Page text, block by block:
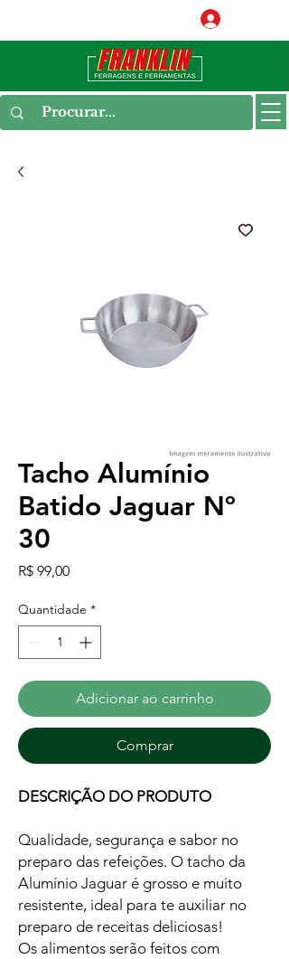
Tacho Alumínio
Batido Jaguar Nº
30
R$ 99,00Preço
Quantidade *
Adicionar ao carrinho
Comprar
DESCRIÇÃO DO PRODUTO
Qualidade, segurança e sabor no
preparo das refeições. O tacho da
Alumínio Jaguar é grosso e muito
resistente, ideal para te auxiliar no
preparo de receitas deliciosas!
Os alimentos serão feitos com